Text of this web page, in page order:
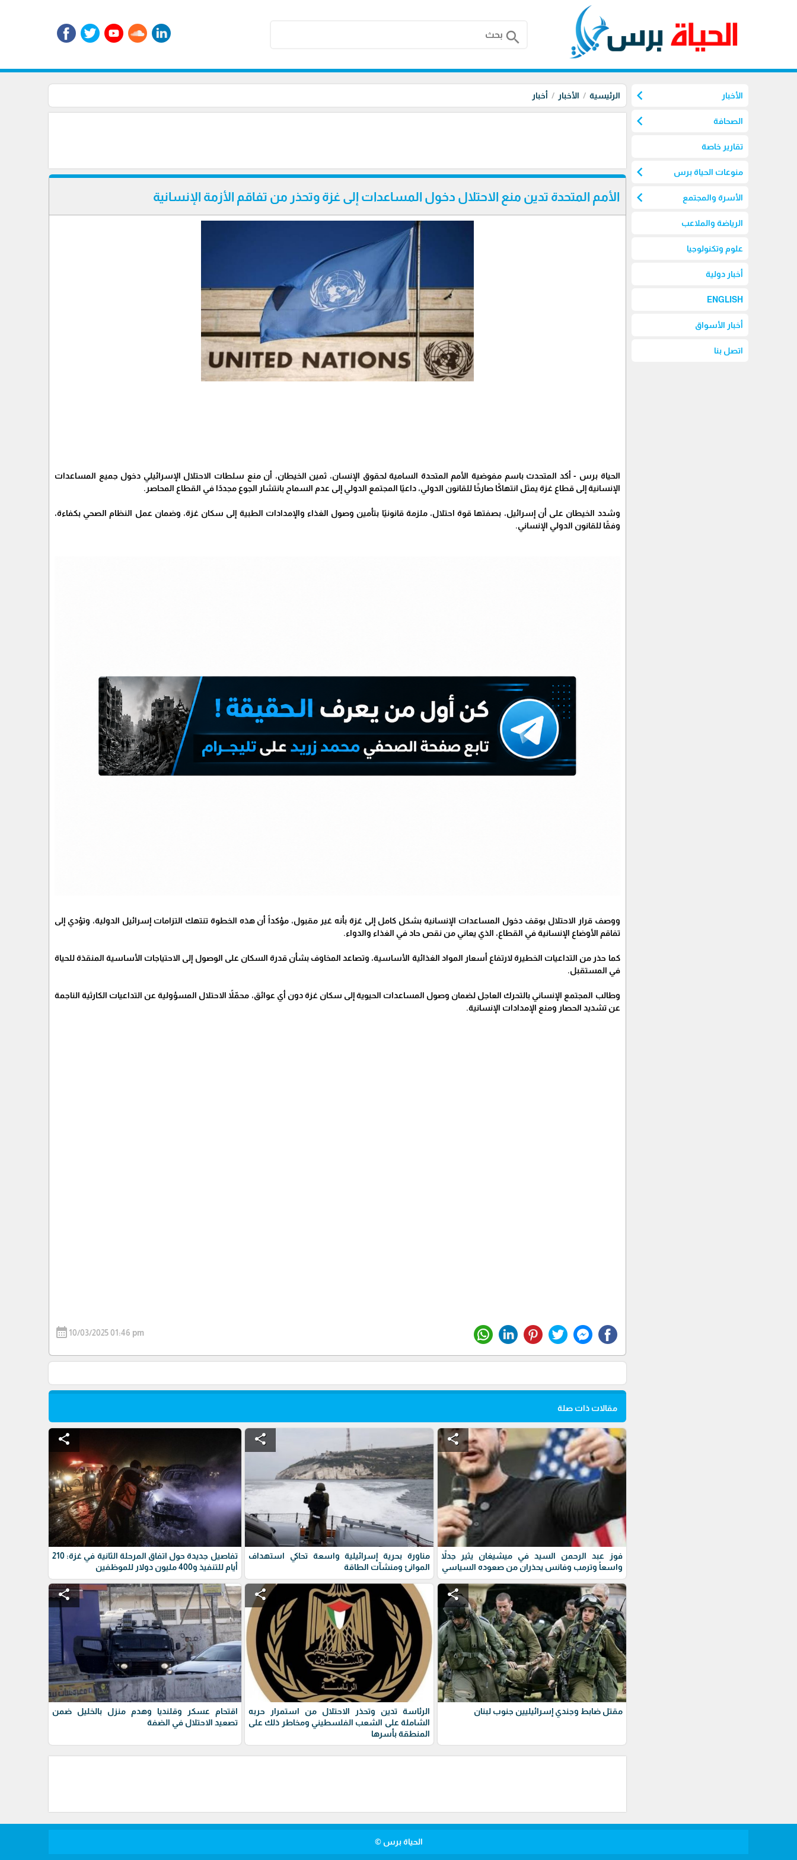
search
الأخبار chevron_left
الصحافة chevron_left
تقارير خاصة
منوعات الحياة برس chevron_left
الأسرة والمجتمع chevron_left
الرياضة والملاعب
علوم وتكنولوجيا
أخبار دولية
ENGLISH
أخبار الأسواق
اتصل بنا
الرئيسية الأخبار أخبار
الأمم المتحدة تدين منع الاحتلال دخول المساعدات إلى غزة وتحذر من تفاقم الأزمة الإنسانية
الحياة برس - أكد المتحدث باسم مفوضية الأمم المتحدة السامية لحقوق الإنسان، ثمين الخيطان، أن منع سلطات الاحتلال الإسرائيلي دخول جميع المساعدات
الإنسانية إلى قطاع غزة يمثل انتهاكًا صارخًا للقانون الدولي، داعيًا المجتمع الدولي إلى عدم السماح بانتشار الجوع مجددًا في القطاع المحاصر.
وشدد الخيطان على أن إسرائيل، بصفتها قوة احتلال، ملزمة قانونيًا بتأمين وصول الغذاء والإمدادات الطبية إلى سكان غزة، وضمان عمل النظام الصحي بكفاءة،
وفقًا للقانون الدولي الإنساني.
ووصف قرار الاحتلال بوقف دخول المساعدات الإنسانية بشكل كامل إلى غزة بأنه غير مقبول، مؤكداً أن هذه الخطوة تنتهك التزامات إسرائيل الدولية، وتؤدي إلى
تفاقم الأوضاع الإنسانية في القطاع، الذي يعاني من نقص حاد في الغذاء والدواء.
كما حذر من التداعيات الخطيرة لارتفاع أسعار المواد الغذائية الأساسية، وتصاعد المخاوف بشأن قدرة السكان على الوصول إلى الاحتياجات الأساسية المنقذة للحياة
في المستقبل.
وطالب المجتمع الإنساني بالتحرك العاجل لضمان وصول المساعدات الحيوية إلى سكان غزة دون أي عوائق، محمّلاً الاحتلال المسؤولية عن التداعيات الكارثية الناجمة
عن تشديد الحصار ومنع الإمدادات الإنسانية.
calendar_month 10/03/2025 01:46 pm
مقالات ذات صلة
share
فوز عبد الرحمن السيد في ميشيغان يثير جدلاً
واسعاً وترمب وفانس يحذران من صعوده السياسي
share
مناورة بحرية إسرائيلية واسعة تحاكي استهداف
الموانئ ومنشآت الطاقة
share
تفاصيل جديدة حول اتفاق المرحلة الثانية في غزة: 210
أيام للتنفيذ و400 مليون دولار للموظفين
share
مقتل ضابط وجندي إسرائيليين جنوب لبنان
share
الرئاسة تدين وتحذر الاحتلال من استمرار حربه
الشاملة على الشعب الفلسطيني ومخاطر ذلك على
المنطقة بأسرها
share
اقتحام عسكر وقلنديا وهدم منزل بالخليل ضمن
تصعيد الاحتلال في الضفة
الحياة برس ©